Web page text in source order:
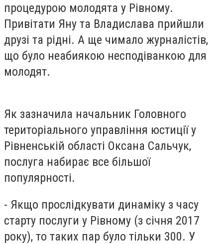
процедурою молодята у Рівному.
Привітати Яну та Владислава прийшли
друзі та рідні. А ще чимало журналістів,
що було неабиякою несподіванкою для
молодят.
Як зазначила начальник Головного
територіального управління юстиції у
Рівненській області Оксана Сальчук,
послуга набирає все більшої
популярності.
- Якщо прослідкувати динаміку з часу
старту послуги у Рівному (з січня 2017
року), то таких пар було тільки 300. У